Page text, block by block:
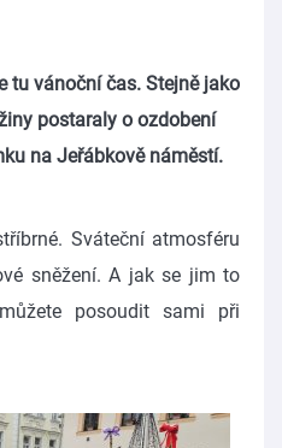
tu vánoční čas. Stejně jako
postaraly o ozdobení
na Jeřábkově náměstí.
Sváteční atmosféru
sněžení. A jak se jim to
posoudit sami při